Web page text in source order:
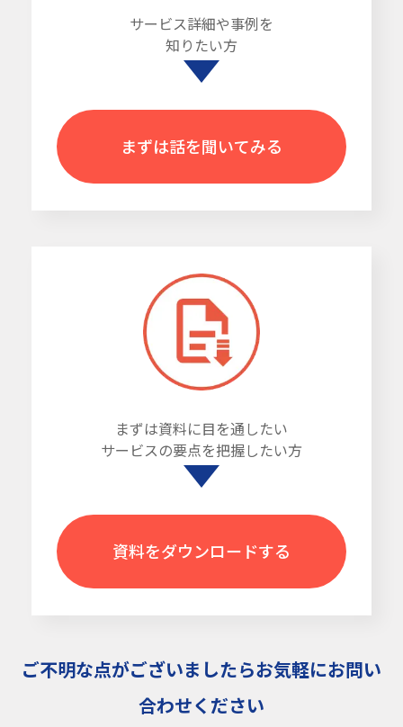
サービス詳細や事例を
知りたい方
まずは話を聞いてみる
まずは資料に目を通したい
サービスの要点を把握したい方
資料をダウンロードする
ご不明な点がございましたらお気軽にお問い
合わせください